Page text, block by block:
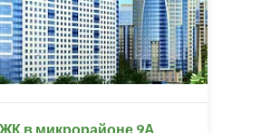
ЖК в микрорайоне 9А